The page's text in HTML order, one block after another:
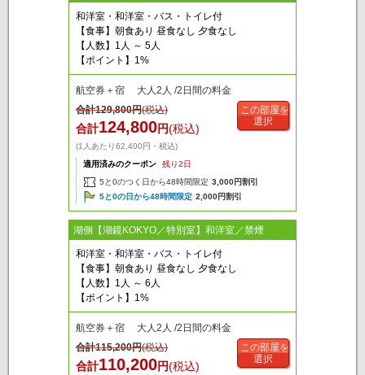
和洋室・和洋室・バス・トイレ付
【食事】朝食あり 昼食なし 夕食なし
【人数】1人 ～ 5人
【ポイント】1%
航空券＋宿 大人2人 /2日間の料金
合計129,800円(税込)
合計124,800円(税込)
(1人あたり62,400円・税込)
適用済みのクーポン
残り2日
5と0のつく日から48時間限定 3,000円割引
5と0の日から48時間限定 2,000円割引
この部屋を
選択
湖側【湖鏡KOKYO／特別室】和洋室／禁煙
和洋室・和洋室・バス・トイレ付
【食事】朝食あり 昼食なし 夕食なし
【人数】1人 ～ 6人
【ポイント】1%
航空券＋宿 大人2人 /2日間の料金
合計115,200円(税込)
合計110,200円(税込)
この部屋を
選択